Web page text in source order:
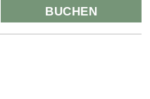
BUCHEN